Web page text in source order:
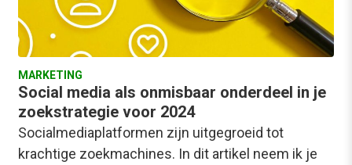
MARKETING
Social media als onmisbaar onderdeel in je
zoekstrategie voor 2024
Socialmediaplatformen zijn uitgegroeid tot
krachtige zoekmachines. In dit artikel neem ik je